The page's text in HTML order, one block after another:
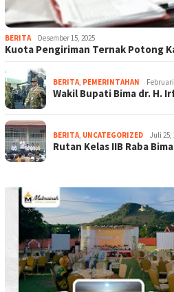
BERITA Desember 15, 2025
Kuota Pengiriman Ternak Potong
BERITA, PEMERINTAHAN Februari
Wakil Bupati Bima dr. H.
BERITA, UNCATEGORIZED Juli 25,
Rutan Kelas IIB Raba